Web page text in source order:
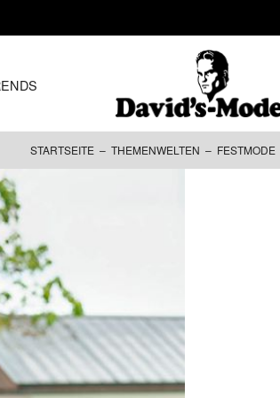
STARTSEITE – THEMENWELTEN – FESTMODE